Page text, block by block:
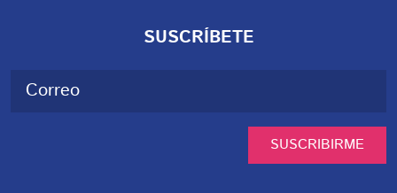
SUSCRÍBETE
SUSCRIBIRME